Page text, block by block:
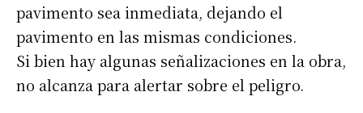
pavimento sea inmediata, dejando el
pavimento en las mismas condiciones.
Si bien hay algunas señalizaciones en la obra,
no alcanza para alertar sobre el peligro.